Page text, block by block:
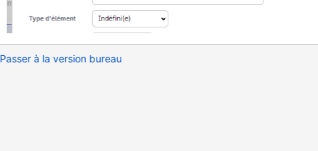
Passer à la version bureau